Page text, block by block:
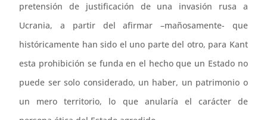
pretensión de justificación de una invasión rusa a
Ucrania, a partir del afirmar –mañosamente- que
históricamente han sido el uno parte del otro, para Kant
esta prohibición se funda en el hecho que un Estado no
puede ser solo considerado, un haber, un patrimonio o
un mero territorio, lo que anularía el carácter de